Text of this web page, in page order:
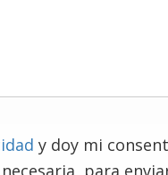
y doy mi
para